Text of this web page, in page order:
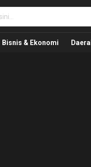
Bisnis & Ekonomi